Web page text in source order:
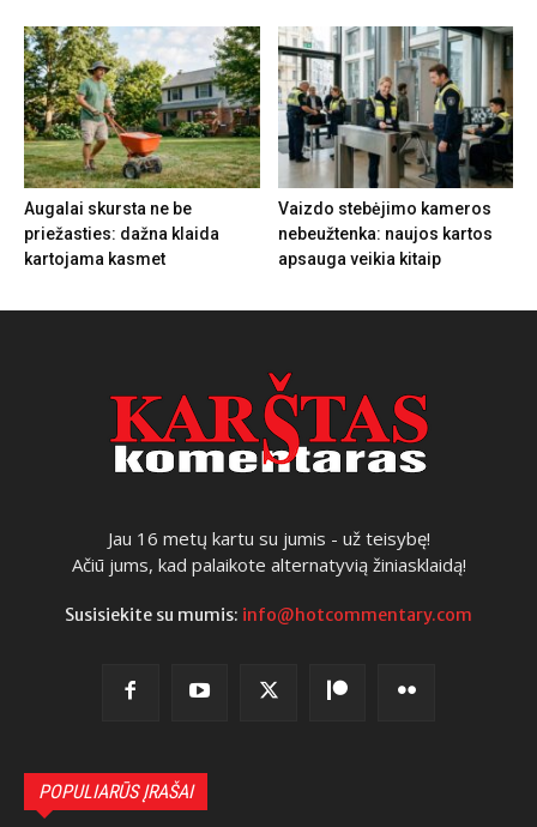
Augalai skursta ne be
priežasties: dažna klaida
kartojama kasmet
Vaizdo stebėjimo kameros
nebeužtenka: naujos kartos
apsauga veikia kitaip
Jau 16 metų kartu su jumis - už teisybę!
Ačiū jums, kad palaikote alternatyvią žiniasklaidą!
Susisiekite su mumis: info@hotcommentary.com
POPULIARŪS ĮRAŠAI